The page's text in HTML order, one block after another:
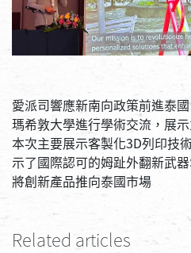
愛派司響應新南向政策前進泰
瑪希敦大學進行學術交流，展
本次主要展示客製化3D列印技
示了國際認可的姆趾外翻新武
將創新產品推向泰國市場
Related articles